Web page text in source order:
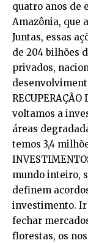
quatro anos de
Amazônia, que
Juntas, essas
de 204 bilhões
privados,
voltamos a
áreas
temos 3,4
mundo inteiro,
definem
investimento. Ir
fechar
florestas, os